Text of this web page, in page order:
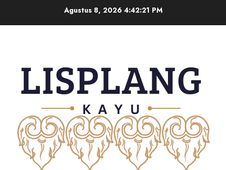
Agustus 8, 2026 4:42:22 PM